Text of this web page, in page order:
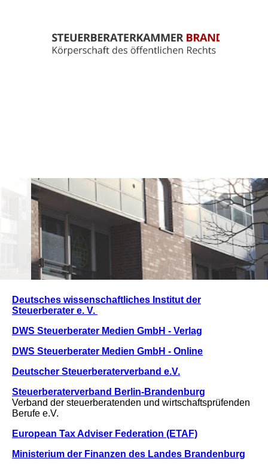
Deutsches wissenschaftliches Institut der
Steuerberater e. V.
DWS Steuerberater Medien GmbH - Verlag
DWS Steuerberater Medien GmbH - Online
Deutscher Steuerberaterverband e.V.
Steuerberaterverband Berlin-Brandenburg
Verband der steuerberatenden und wirtschaftsprüfenden
Berufe e.V.
European Tax Adviser Federation (ETAF)
Ministerium der Finanzen des Landes Brandenburg